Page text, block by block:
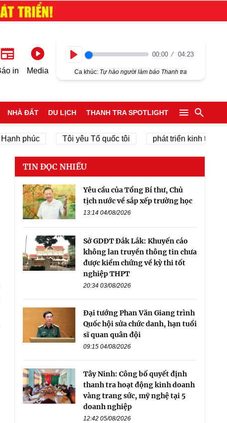
in Media
00:00 04:23
Ca khúc: Tự hào người làm báo Thanh tra
NHÀ ĐẤT DU LỊCH THANH TRA SPOTLIGHT
phúc Tôi yêu Tổ quốc tôi phát triển kinh tế tư nhân
TIN ĐỌC NHIỀU
Yêu cầu của Tổng Bí thư, Chủ
tịch nước về sắp xếp trường học
13:14 04/08/2026
Sở GDĐT Đắk Lắk: Khuyến cáo
không lan truyền thông tin chưa
được kiểm chứng về kỳ thi tốt
nghiệp THPT
20:34 03/08/2026
Đại tướng Phan Văn Giang trình
Quốc hội sửa chức danh, hạn tuổi
sĩ quan quân đội
09:15 04/08/2026
Tây Ninh: Công bố quyết định
thanh tra hoạt động kinh doanh
vàng trang sức, mỹ nghệ tại 5
doanh nghiệp
12:42 05/08/2026